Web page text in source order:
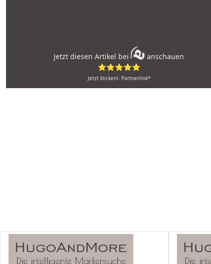
Jetzt diesen Artikel bei
anschauen
⭐⭐⭐⭐⭐
Jetzt klicken!- Partnerlink*